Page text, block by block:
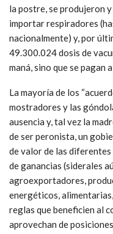
la postre, se produjeron
importar respiradores
nacionalmente) y, por
49.300.024 dosis de
maná, sino que se pagan
La mayoría de los
mostradores y las
ausencia y, tal vez la
de ser peronista, un
de valor de las
de ganancias (siderales
agroexportadores,
energéticos,
reglas que beneficien al
aprovechan de